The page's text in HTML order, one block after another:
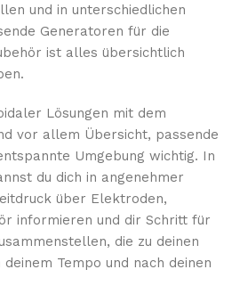
und in unterschiedlichen
Generatoren für die
ist alles übersichtlich
Lösungen mit dem
vor allem Übersicht, passende
Umgebung wichtig. In
du dich in angenehmer
über Elektroden,
informieren und dir Schritt für
die zu deinen
Tempo und nach deinen